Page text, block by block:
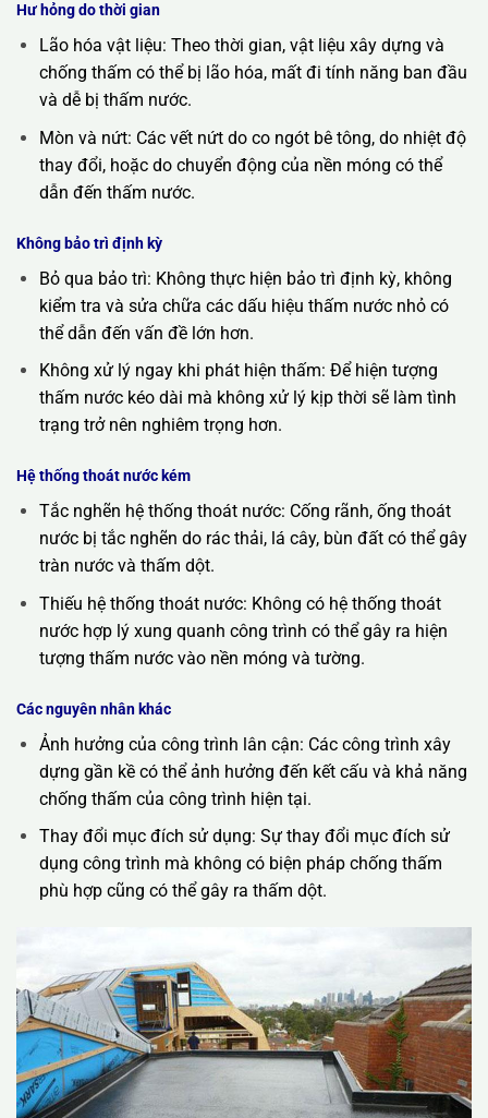
Hư hỏng do thời gian
Lão hóa vật liệu: Theo thời gian, vật liệu xây dựng và
chống thấm có thể bị lão hóa, mất đi tính năng ban đầu
và dễ bị thấm nước.
Mòn và nứt: Các vết nứt do co ngót bê tông, do nhiệt độ
thay đổi, hoặc do chuyển động của nền móng có thể
dẫn đến thấm nước.
Không bảo trì định kỳ
Bỏ qua bảo trì: Không thực hiện bảo trì định kỳ, không
kiểm tra và sửa chữa các dấu hiệu thấm nước nhỏ có
thể dẫn đến vấn đề lớn hơn.
Không xử lý ngay khi phát hiện thấm: Để hiện tượng
thấm nước kéo dài mà không xử lý kịp thời sẽ làm tình
trạng trở nên nghiêm trọng hơn.
Hệ thống thoát nước kém
Tắc nghẽn hệ thống thoát nước: Cống rãnh, ống thoát
nước bị tắc nghẽn do rác thải, lá cây, bùn đất có thể gây
tràn nước và thấm dột.
Thiếu hệ thống thoát nước: Không có hệ thống thoát
nước hợp lý xung quanh công trình có thể gây ra hiện
tượng thấm nước vào nền móng và tường.
Các nguyên nhân khác
Ảnh hưởng của công trình lân cận: Các công trình xây
dựng gần kề có thể ảnh hưởng đến kết cấu và khả năng
chống thấm của công trình hiện tại.
Thay đổi mục đích sử dụng: Sự thay đổi mục đích sử
dụng công trình mà không có biện pháp chống thấm
phù hợp cũng có thể gây ra thấm dột.